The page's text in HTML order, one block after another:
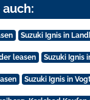
Suzuki Ignis in
leasen Suzuki Ignis
Suzuki Ignis in